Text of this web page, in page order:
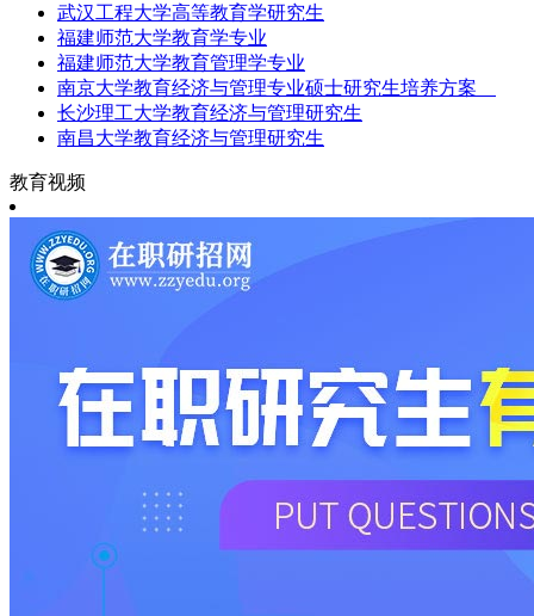
武汉工程大学高等教育学研究生
福建师范大学教育学专业
福建师范大学教育管理学专业
南京大学教育经济与管理专业硕士研究生培养方案
长沙理工大学教育经济与管理研究生
南昌大学教育经济与管理研究生
教育视频